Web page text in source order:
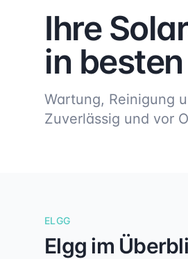
Ihre
in
Wartung, Reinigung
Zuverlässig und vor
ELGG
Elgg im